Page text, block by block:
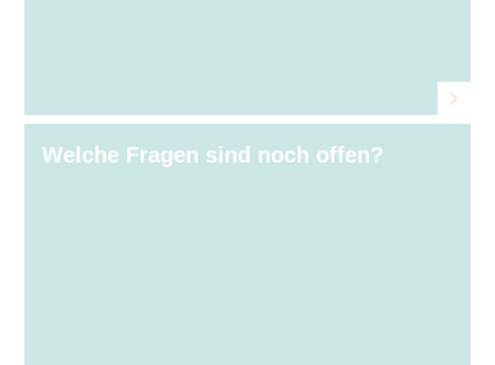
Welche Fragen sind noch offen?